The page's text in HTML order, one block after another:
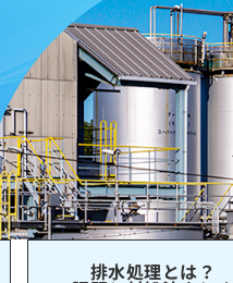
排水処理とは？